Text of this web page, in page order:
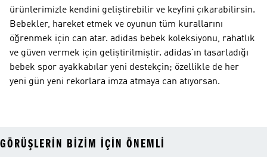
ürünlerimizle kendini geliştirebilir ve keyfini çıkarabilirsin.
Bebekler, hareket etmek ve oyunun tüm kurallarını
öğrenmek için can atar. adidas bebek koleksiyonu, rahatlık
ve güven vermek için geliştirilmiştir. adidas'ın tasarladığı
bebek spor ayakkabılar yeni destekçin; özellikle de her
yeni gün yeni rekorlara imza atmaya can atıyorsan.
GÖRÜŞLERIN BIZIM IÇIN ÖNEMLI